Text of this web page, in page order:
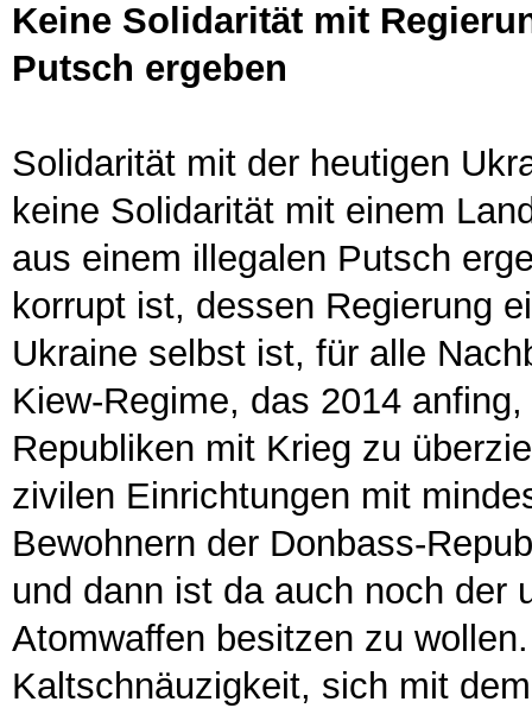
Keine Solidarität mit
Putsch ergeben
Solidarität mit der heutigen
keine Solidarität mit einem
aus einem illegalen Putsch
korrupt ist, dessen Regierung
Ukraine selbst ist, für alle
Kiew-Regime, das 2014
Republiken mit Krieg zu
zivilen Einrichtungen mit
Bewohnern der Donbass-
und dann ist da auch noch der
Atomwaffen besitzen zu
Kaltschnäuzigkeit, sich mit